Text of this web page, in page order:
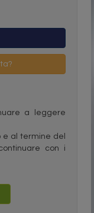
a leggere
e al termine del
con i